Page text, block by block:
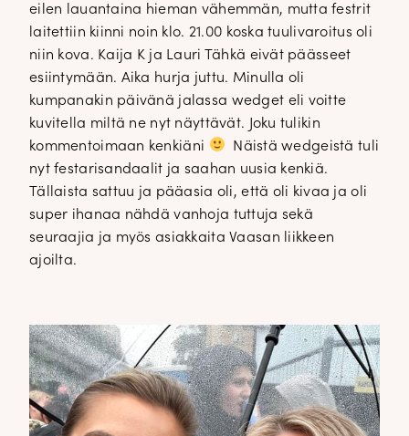
eilen lauantaina hieman vähemmän, mutta festrit
laitettiin kiinni noin klo. 21.00 koska tuulivaroitus oli
niin kova. Kaija K ja Lauri Tähkä eivät päässeet
esiintymään. Aika hurja juttu. Minulla oli
kumpanakin päivänä jalassa wedget eli voitte
kuvitella miltä ne nyt näyttävät. Joku tulikin
kommentoimaan kenkiäni
Näistä wedgeistä tuli
nyt festarisandaalit ja saahan uusia kenkiä.
Tällaista sattuu ja pääasia oli, että oli kivaa ja oli
super ihanaa nähdä vanhoja tuttuja sekä
seuraajia ja myös asiakkaita Vaasan liikkeen
ajoilta.